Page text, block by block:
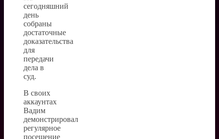
сегодняшний
день
собраны
достаточные
доказательства
для
передачи
дела в
суд.
В своих
аккаунтах
Вадим
демонстрировал
регулярное
посещение